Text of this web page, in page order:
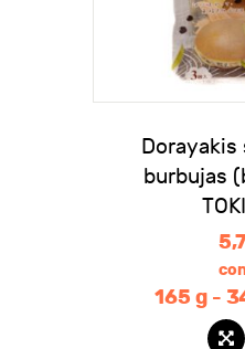
burbujas
165 g -